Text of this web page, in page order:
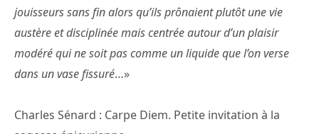
jouisseurs sans fin alors qu’ils prônaient plutôt une vie
austère et disciplinée mais centrée autour d’un plaisir
modéré qui ne soit pas comme un liquide que l’on verse
dans un vase fissuré…»
Charles Sénard : Carpe Diem. Petite invitation à la